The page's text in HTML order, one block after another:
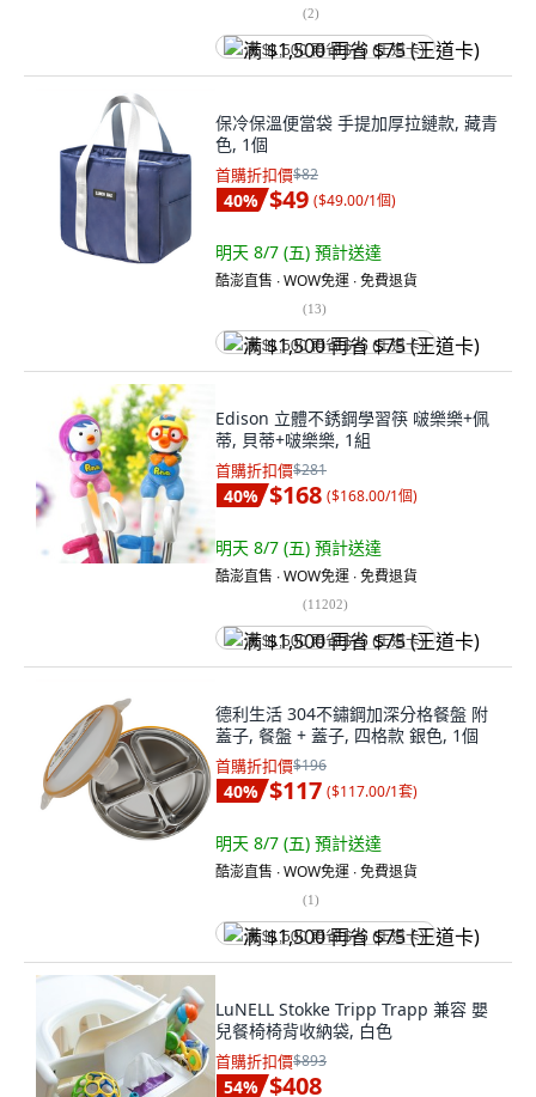
(2)
满 $1,500 再省 $75 (王道卡)
保冷保溫便當袋 手提加厚拉鏈款, 藏青
色, 1個
首購折扣價$82
40% $49 ($49.00/1個)
明天 8/7 (五) 預計送達
酷澎直售 ∙ WOW免運 ∙ 免費退貨
(13)
满 $1,500 再省 $75 (王道卡)
Edison 立體不銹鋼學習筷 啵樂樂+佩
蒂, 貝蒂+啵樂樂, 1組
首購折扣價$281
40% $168 ($168.00/1個)
明天 8/7 (五) 預計送達
酷澎直售 ∙ WOW免運 ∙ 免費退貨
(11202)
满 $1,500 再省 $75 (王道卡)
德利生活 304不鏽鋼加深分格餐盤 附
蓋子, 餐盤 + 蓋子, 四格款 銀色, 1個
首購折扣價$196
40% $117 ($117.00/1套)
明天 8/7 (五) 預計送達
酷澎直售 ∙ WOW免運 ∙ 免費退貨
(1)
满 $1,500 再省 $75 (王道卡)
LuNELL Stokke Tripp Trapp 兼容 嬰
兒餐椅椅背收納袋, 白色
首購折扣價$893
54% $408